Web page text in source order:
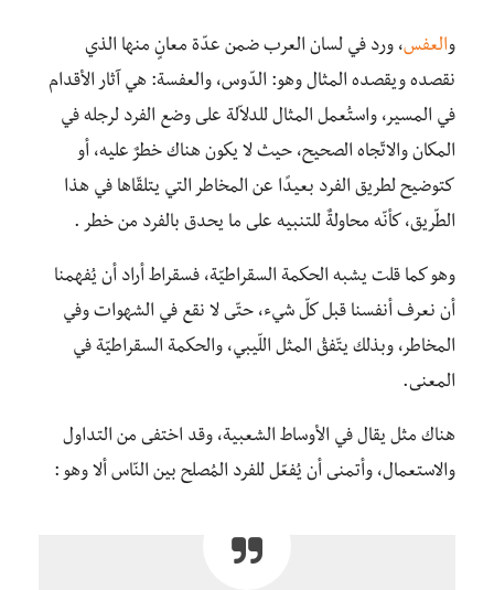
والعفس، ورد في لسان العرب ضمن عدّة معانٍ منها الذي
نقصده ويقصده المثال وهو: الدّوس، والعفسة: هي آثار الأقدام
في المسير، واستُعمل المثال للدلاّلة على وضع الفرد لرجله في
المكان والاتّجاه الصحيح، حيث لا يكون هناك خطرٌ عليه، أو
كتوضيح لطريق الفرد بعيدًا عن المخاطر التي يتلقّاها في هذا
الطّريق، كأنّه محاولةٌ للتنبيه على ما يحدق بالفرد من خطر .
وهو كما قلت يشبه الحكمة السقراطيّة، فسقراط أراد أن يُفهمنا
أن نعرف أنفسنا قبل كلّ شيء، حتّى لا نقع في الشهوات وفي
المخاطر، وبذلك يتّفقُ المثل اللّيبي، والحكمة السقراطيّة في
المعنى.
هناك مثل يقال في الأوساط الشعبية، وقد اختفى من التداول
والاستعمال، وأتمنى أن يُفعّل للفرد المُصلح بين النّاس ألا وهو :